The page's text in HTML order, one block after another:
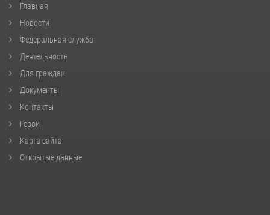
Главная
Новости
Федеральная служба
Деятельность
Для граждан
Документы
Контакты
Герои
Карта сайта
Открытые данные